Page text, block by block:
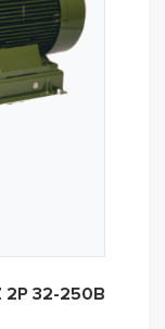
2P 32-250B